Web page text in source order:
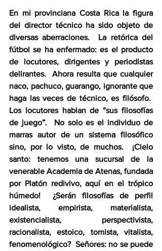
En mi provinciana Costa Rica la figura
del director técnico ha sido objeto de
diversas aberraciones.  La retórica del
fútbol se ha enfermado: es el producto
de locutores, dirigentes y periodistas
delirantes.
Ahora resulta que cualquier
naco, pachuco, guarango, ignorante que
haga las veces de técnico, es filósofo.
Los locutores hablan de “sus filosofías
de juego”.  No solo es el individuo de
marras autor de un sistema filosófico
sino, por lo visto, de muchos.  ¡Cielo
santo: tenemos una sucursal de la
venerable Academia de Atenas, fundada
por Platón redivivo, aquí en el trópico
húmedo!  ¿Serán filosofías de perfil
idealista, empirista, materialista,
existencialista, perspectivista,
racionalista, estoico, tomista, vitalista,
fenomenológico?  Señores: no se puede